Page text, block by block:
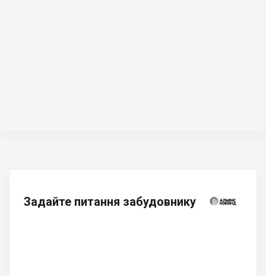
Задайте питання забудовнику